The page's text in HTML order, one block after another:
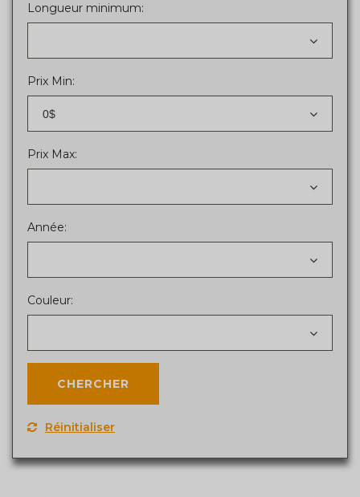
Longueur minimum:
Prix Min:
0$
Prix Max:
Année:
Couleur:
Réinitialiser